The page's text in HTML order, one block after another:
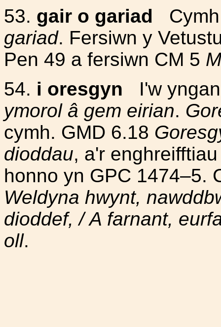
53. gair o gariad
gariad. Fersiwn y
Pen 49 a fersiwn CM 5
54. i oresgyn I'w
ymorol â gem eirian.
cymh. GMD 6.18
dioddau, a'r
honno yn GPC 1474–5.
Weldyna hwynt,
dioddef, / A farnant,
oll.